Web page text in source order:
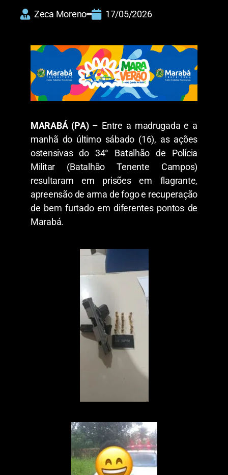
Zeca Moreno 17/05/2026
MARABÁ (PA)– Entre a madrugada e a
manhã do último sábado (16), as ações
ostensivas do 34° Batalhão de Polícia
Militar (Batalhão Tenente Campos)
resultaram em prisões em flagrante,
apreensão de arma de fogo e recuperação
de bem furtado em diferentes pontos de
Marabá.